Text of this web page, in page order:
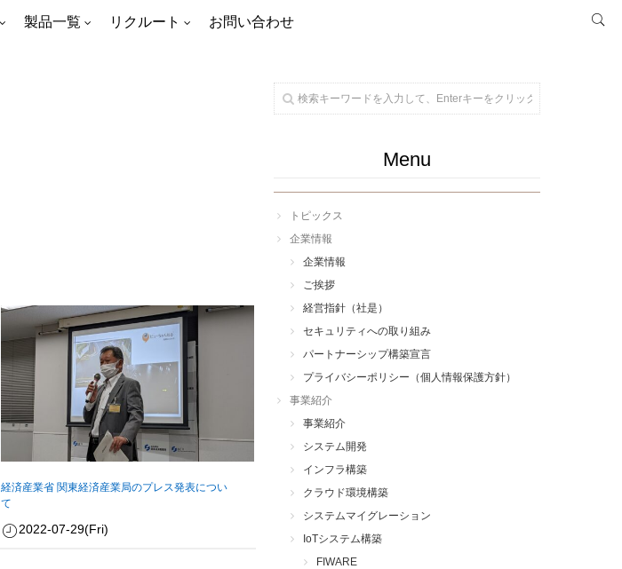
製品一覧 リクルート お問い合わせ
経済産業省 関東経済産業局のプレス発表につい
て
2022-07-29(Fri)
Menu
トピックス
企業情報
企業情報
ご挨拶
経営指針（社是）
セキュリティへの取り組み
パートナーシップ構築宣言
プライバシーポリシー（個人情報保護方針）
事業紹介
事業紹介
システム開発
インフラ構築
クラウド環境構築
システムマイグレーション
IoTシステム構築
FIWARE